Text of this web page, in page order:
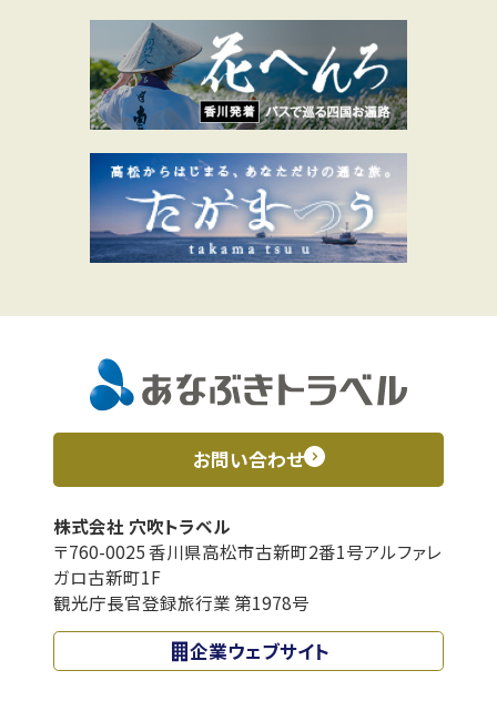
お問い合わせ
株式会社 穴吹トラベル
〒760-0025 香川県高松市古新町2番1号アルファレ
ガロ古新町1F
観光庁長官登録旅行業 第1978号
企業ウェブサイト